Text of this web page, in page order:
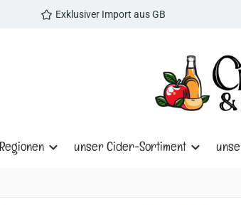
Exklusiver Import aus GB
unser Cider-Sortiment